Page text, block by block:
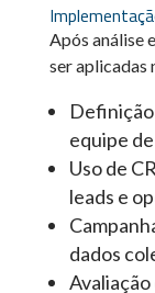
Após análise
ser aplicadas
Definição
equipe
Uso de
leads e
dados